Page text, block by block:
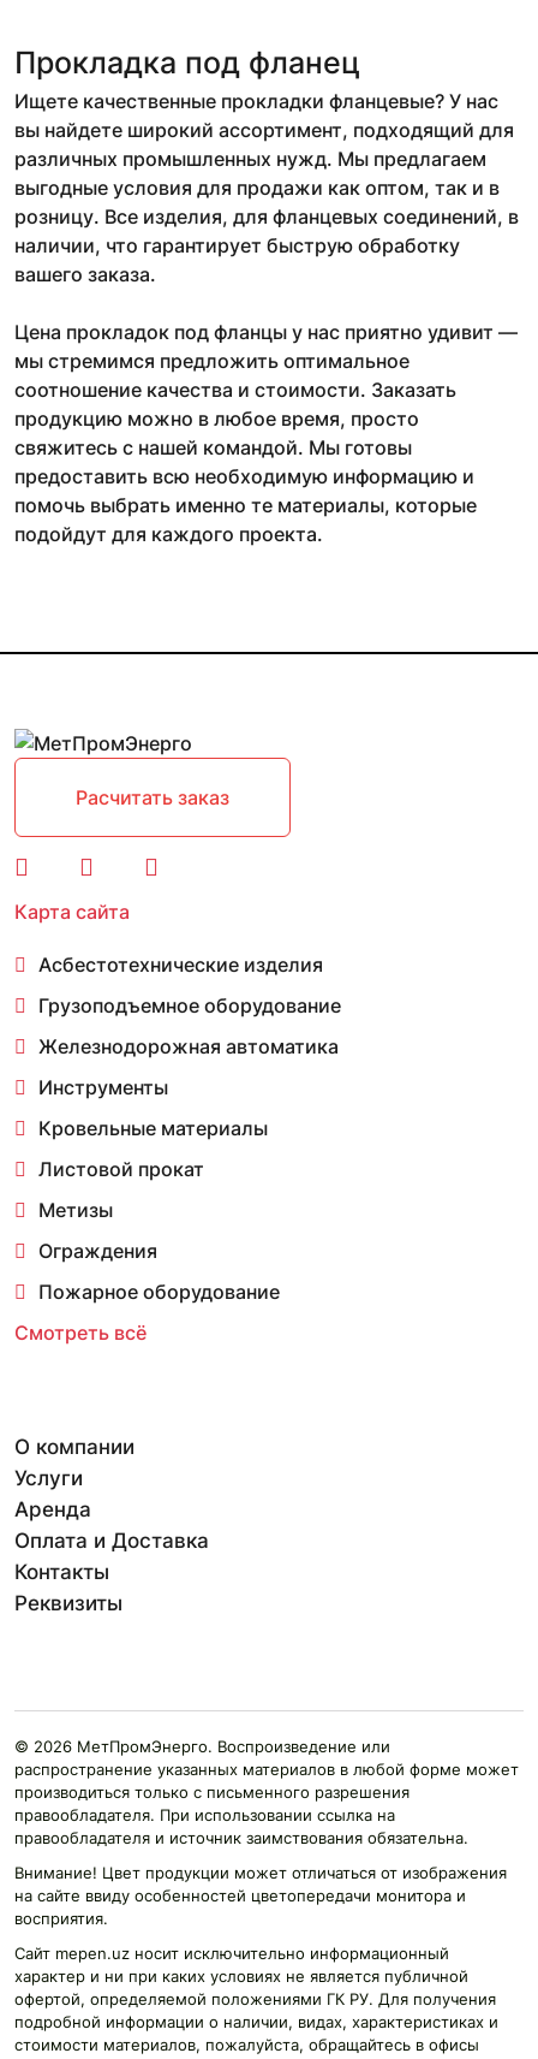
Прокладка под фланец
Ищете качественные прокладки фланцевые? У нас
вы найдете широкий ассортимент, подходящий для
различных промышленных нужд. Мы предлагаем
выгодные условия для продажи как оптом, так и в
розницу. Все изделия, для фланцевых соединений, в
наличии, что гарантирует быструю обработку
вашего заказа.
Цена прокладок под фланцы у нас приятно удивит —
мы стремимся предложить оптимальное
соотношение качества и стоимости. Заказать
продукцию можно в любое время, просто
свяжитесь с нашей командой. Мы готовы
предоставить всю необходимую информацию и
помочь выбрать именно те материалы, которые
подойдут для каждого проекта.
Расчитать заказ
Карта сайта
Асбестотехнические изделия
Грузоподъемное оборудование
Железнодорожная автоматика
Инструменты
Кровельные материалы
Листовой прокат
Метизы
Ограждения
Пожарное оборудование
Смотреть всё
О компании
Услуги
Аренда
Оплата и Доставка
Контакты
Реквизиты
© 2026 МетПромЭнерго. Воспроизведение или
распространение указанных материалов в любой форме может
производиться только с письменного разрешения
правообладателя. При использовании ссылка на
правообладателя и источник заимствования обязательна.
Внимание! Цвет продукции может отличаться от изображения
на сайте ввиду особенностей цветопередачи монитора и
восприятия.
Сайт mepen.uz носит исключительно информационный
характер и ни при каких условиях не является публичной
офертой, определяемой положениями ГК РУ. Для получения
подробной информации о наличии, видах, характеристиках и
стоимости материалов, пожалуйста, обращайтесь в офисы